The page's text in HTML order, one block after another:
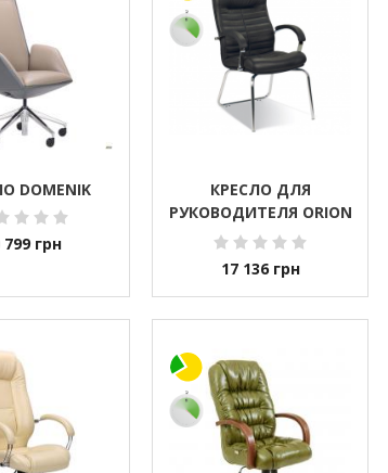
DOMENIK
799 грн
КРЕСЛО ДЛЯ
РУКОВОДИТЕЛЯ ORION
STEEL CHROME CFA LB
17 136 грн